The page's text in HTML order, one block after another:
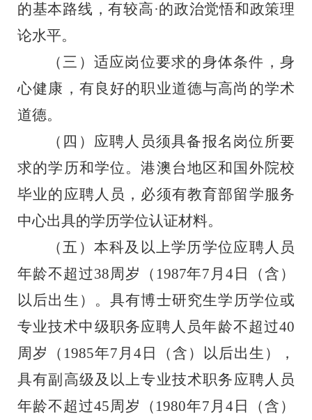
的基本路线，有较高·的政治觉悟和政策理
论水平。
（三）适应岗位要求的身体条件 ，身
心健康，有良好的职业道德与高尚的学术
道德。
（四） 应聘人员须具备报名岗位所要
求的学历和学位 。港澳台地区和国外院校
毕业的应聘人员，必须有教育部留学服务
中心出具的学历学位认证材料。
（五） 本科及以上学历学位应聘人员
年龄不超过38周岁 （ 1987年7 月4 日 （含 ）
以后出生） 。具有博士研究生学历学位或
专业技术中级职务应聘人员年龄不超过40
周岁（ 1985年7 月 4 日 （含 ） 以后出生）
，
具有副高级及以上专业技术职务应聘人员
年龄不超过45周岁（ 1980年7 月4 日 （含 ）